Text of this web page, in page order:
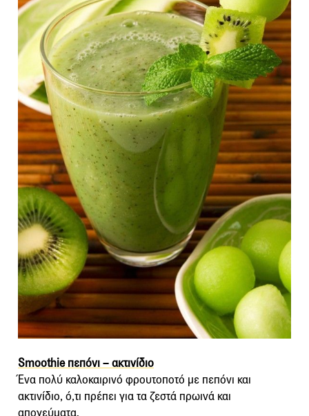
Smoothie πεπόνι – ακτινίδιο
Ένα πολύ καλοκαιρινό φρουτοποτό με πεπόνι και
ακτινίδιο, ό,τι πρέπει για τα ζεστά πρωινά και
απογεύματα.